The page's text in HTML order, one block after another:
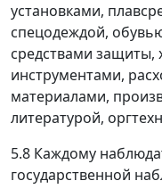
установками,
спецодеждой,
средствами защиты,
инструментами,
материалами,
литературой,
5.8 Каждому
государственной